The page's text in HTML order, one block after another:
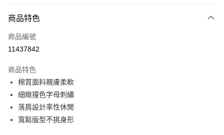
付款後全家取貨
萊爾富取貨付款
付款後萊爾富取貨
每筆NT$60，滿NT$1,000(含以上)免運費
7-11取貨付款
每筆NT$60，滿NT$1,000(含以上)免運費
商品特色
商品編號
11437842
商品特色
棉質面料親膚柔軟
細緻撞色字母刺繡
落肩設計率性休閒
寬鬆版型不挑身形